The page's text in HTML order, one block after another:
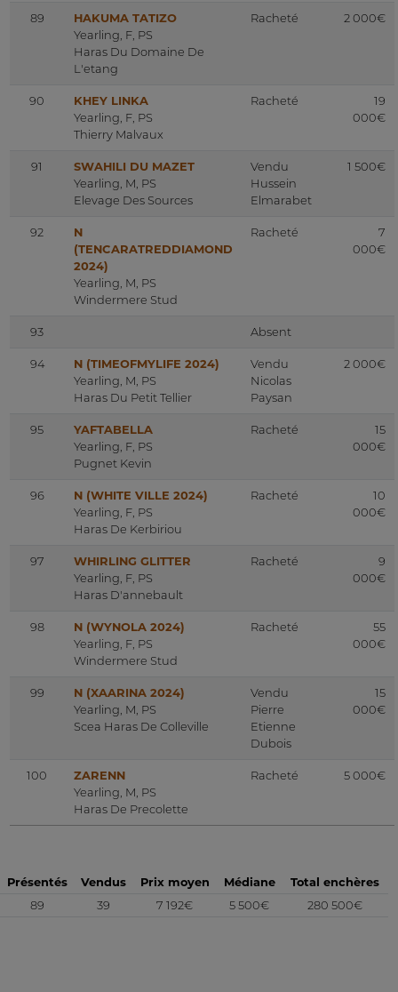
89
HAKUMA TATIZO
Yearling, F, PS
Haras Du Domaine De
L'etang
Racheté 2 000€
90
KHEY LINKA
Yearling, F, PS
Thierry Malvaux
Racheté
19
000€
91
SWAHILI DU MAZET
Yearling, M, PS
Elevage Des Sources
Vendu
Hussein
Elmarabet
1 500€
92
N
(TENCARATREDDIAMOND
2024)
Yearling, M, PS
Windermere Stud
Racheté
7
000€
93 Absent
94
N (TIMEOFMYLIFE 2024)
Yearling, M, PS
Haras Du Petit Tellier
Vendu
Nicolas
Paysan
2 000€
95
YAFTABELLA
Yearling, F, PS
Pugnet Kevin
Racheté
15
000€
96
N (WHITE VILLE 2024)
Yearling, F, PS
Haras De Kerbiriou
Racheté
10
000€
97
WHIRLING GLITTER
Yearling, F, PS
Haras D'annebault
Racheté
9
000€
98
N (WYNOLA 2024)
Yearling, F, PS
Windermere Stud
Racheté
55
000€
99
N (XAARINA 2024)
Yearling, M, PS
Scea Haras De Colleville
Vendu
Pierre
Etienne
Dubois
15
000€
100
ZARENN
Yearling, M, PS
Haras De Precolette
Racheté 5 000€
Présentés Vendus Prix moyen Médiane
Total enchères
89
39 7 192€ 5 500€ 280 500€